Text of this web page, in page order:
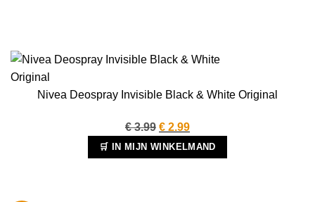
Nivea Deospray Invisible Black & White Original
€3.99 Oorspronkelijke
prijs
was:
€ 2.99Huidige
prijs
is:
🛒 IN MIJN WINKELMAND